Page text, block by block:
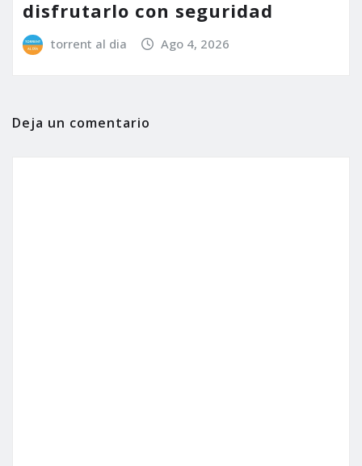
disfrutarlo con seguridad
torrent al dia Ago 4, 2026
Deja un comentario